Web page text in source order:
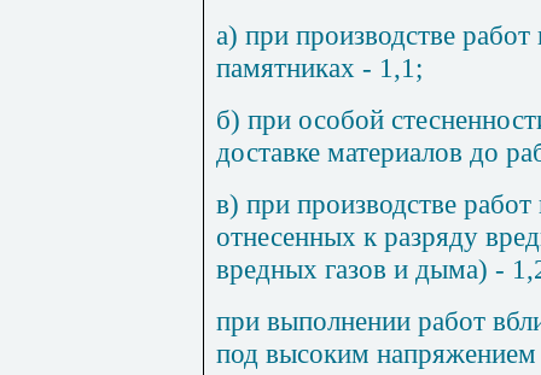
а) при производстве
памятниках - 1,1;
б) при особой
доставке материалов до
в) при производстве
отнесенных к разряду
вредных газов и дыма) -
при выполнении работ
под высоким